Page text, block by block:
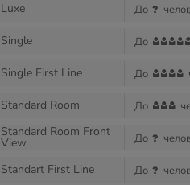
Luxe До
Single До
Single First Line До
Standard Room До
Standard Room Front
View До
Standart First Line До